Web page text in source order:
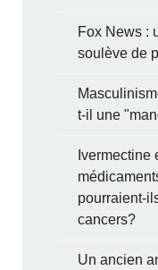
Fox News :
soulève de
t-il une
Ivermectine
pourraient-
cancers?
Un ancien